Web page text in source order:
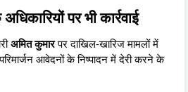
पर भी कार्रवाई
अमित कुमारपर दाखिल-खारिज मामलों में
आवेदनों के निष्पादन में देरी करने के